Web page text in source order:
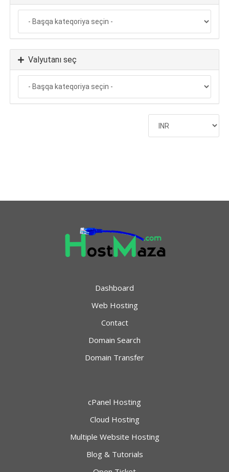
Valyutanı seç
Dashboard
Web Hosting
Contact
Domain Search
Domain Transfer
cPanel Hosting
Cloud Hosting
Multiple Website Hosting
Blog & Tutorials